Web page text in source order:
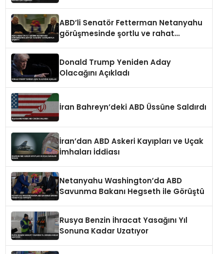
ABD’li Senatör Fetterman Netanyahu
görüşmesinde şortlu ve rahat
Donald Trump Yeniden Aday
Olacağını Açıkladı
İran Bahreyn’deki ABD Üssüne Saldırdı
İran’dan ABD Askeri Kayıpları ve Uçak
İmhaları İddiası
Netanyahu Washington’da ABD
Savunma Bakanı Hegseth ile Görüştü
Rusya Benzin İhracat Yasağını Yıl
Sonuna Kadar Uzatıyor